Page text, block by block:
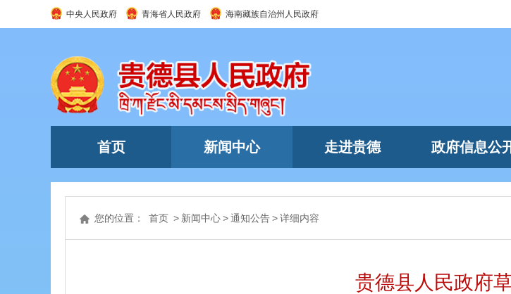
中央人民政府 青海省人民政府 海南藏族自治州人民政府
首页 新闻中心 走进贵德 政府信息公
您的位置： 首页 > 新闻中心>通知公告>详细内容
贵德县人民政府